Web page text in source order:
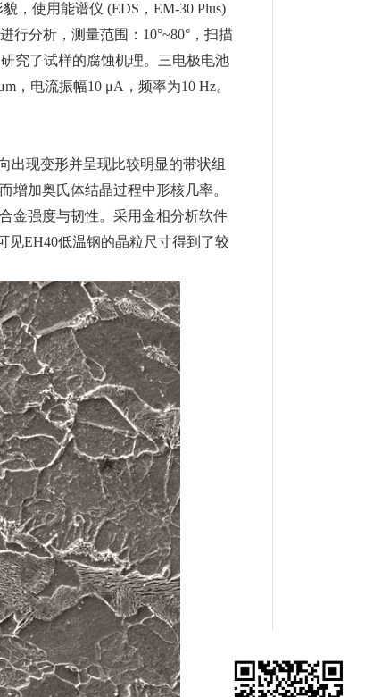
，使用能谱仪 (EDS，EM-30 Plus)
行分析，测量范围：10°~80°，扫描
究了试样的腐蚀机理。三电极电池
，电流振幅10 μA，频率为10 Hz。
出现变形并呈现比较明显的带状组
增加奥氏体结晶过程中形核几率。
金强度与韧性。采用金相分析软件
见EH40低温钢的晶粒尺寸得到了较